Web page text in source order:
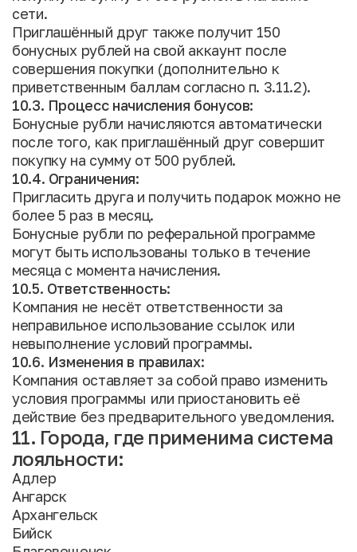
сети.
Приглашённый друг также получит 150
бонусных рублей на свой аккаунт после
совершения покупки (дополнительно к
приветственным баллам согласно п. 3.11.2).
10.3. Процесс начисления бонусов:
Бонусные рубли начисляются автоматически
после того, как приглашённый друг совершит
покупку на сумму от 500 рублей.
10.4. Ограничения:
Пригласить друга и получить подарок можно не
более 5 раз в месяц.
Бонусные рубли по реферальной программе
могут быть использованы только в течение
месяца с момента начисления.
10.5. Ответственность:
Компания не несёт ответственности за
неправильное использование ссылок или
невыполнение условий программы.
10.6. Изменения в правилах:
Компания оставляет за собой право изменить
условия программы или приостановить её
действие без предварительного уведомления.
11. Города, где применима система
лояльности:
Адлер
Ангарск
Архангельск
Бийск